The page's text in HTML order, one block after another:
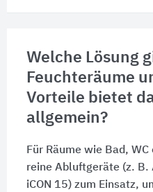
Welche Lösung
Feuchteräume
Vorteile bietet
allgemein?
Für Räume wie Bad,
reine Abluftgeräte (z.
iCON 15) zum Einsatz,